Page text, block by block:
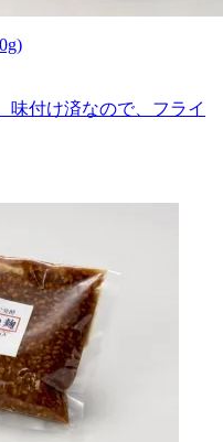
味付け済なので、フライ